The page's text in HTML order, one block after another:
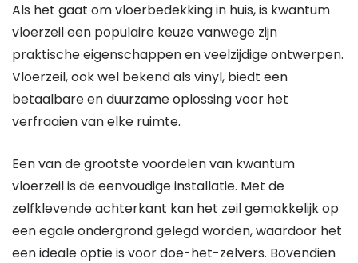
Als het gaat om vloerbedekking in huis, is kwantum
vloerzeil een populaire keuze vanwege zijn
praktische eigenschappen en veelzijdige ontwerpen.
Vloerzeil, ook wel bekend als vinyl, biedt een
betaalbare en duurzame oplossing voor het
verfraaien van elke ruimte.
Een van de grootste voordelen van kwantum
vloerzeil is de eenvoudige installatie. Met de
zelfklevende achterkant kan het zeil gemakkelijk op
een egale ondergrond gelegd worden, waardoor het
een ideale optie is voor doe-het-zelvers. Bovendien